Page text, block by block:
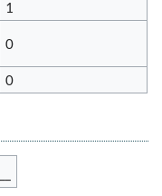
1
0
0